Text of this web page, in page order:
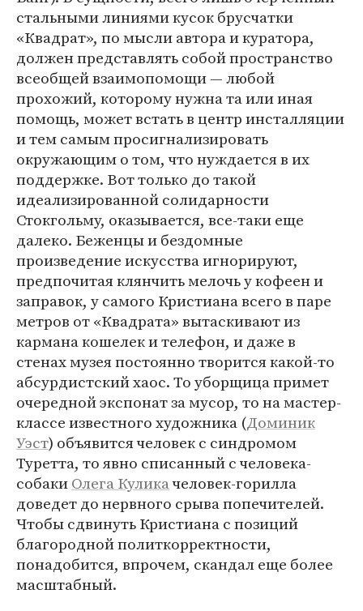
стальными линиями кусок брусчатки
«Квадрат», по мысли автора и куратора,
должен представлять собой пространство
всеобщей взаимопомощи — любой
прохожий, которому нужна та или иная
помощь, может встать в центр инсталляции
и тем самым просигнализировать
окружающим о том, что нуждается в их
поддержке. Вот только до такой
идеализированной солидарности
Стокгольму, оказывается, все-таки еще
далеко. Беженцы и бездомные
произведение искусства игнорируют,
предпочитая клянчить мелочь у кофеен и
заправок, у самого Кристиана всего в паре
метров от «Квадрата» вытаскивают из
кармана кошелек и телефон, и даже в
стенах музея постоянно творится какой-то
абсурдистский хаос. То уборщица примет
очередной экспонат за мусор, то на мастер-
классе известного художника (Доминик
Уэст) объявится человек с синдромом
Туретта, то явно списанный с человека-
собакиОлега Куликачеловек-горилла
доведет до нервного срыва попечителей.
Чтобы сдвинуть Кристиана с позиций
благородной политкорректности,
понадобится, впрочем, скандал еще более
масштабный.